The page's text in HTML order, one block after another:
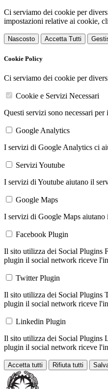
Ci serviamo dei cookie per
impostazioni relative ai cookie,
Nascosto Accetta Tutti
Cookie Policy
Ci serviamo dei cookie per
Cookie e Servizi Necessari
Questi servizi sono necessari
Google Analytics
I servizi di Google Analytics ci
Servizi Youtube
I servizi di Youtube aiutano il
Google Maps
I servizi di Google Maps
Facebook Plugin
Il sito utilizza dei Social Plugins
plugin il social network riceve
Twitter Plugin
Il sito utilizza dei Social Plugins
plugin il social network riceve
Linkedin Plugin
Il sito utilizza dei Social Plugins
plugin il social network riceve
Accetta tutti Rifiuta tutti
Loading...